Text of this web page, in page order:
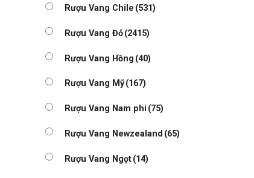
Rượu Vang Chile (531)
Rượu Vang Đỏ(2415)
Rượu Vang Hồng (40)
Rượu Vang Mỹ(167)
Rượu Vang Nam phi (75)
Rượu Vang Newzealand (65)
Rượu Vang Ngọt(14)